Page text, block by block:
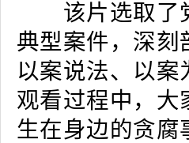
该片选取了党
典型案件，深刻
以案说法、以
观看过程中，大
生在身边的贪腐